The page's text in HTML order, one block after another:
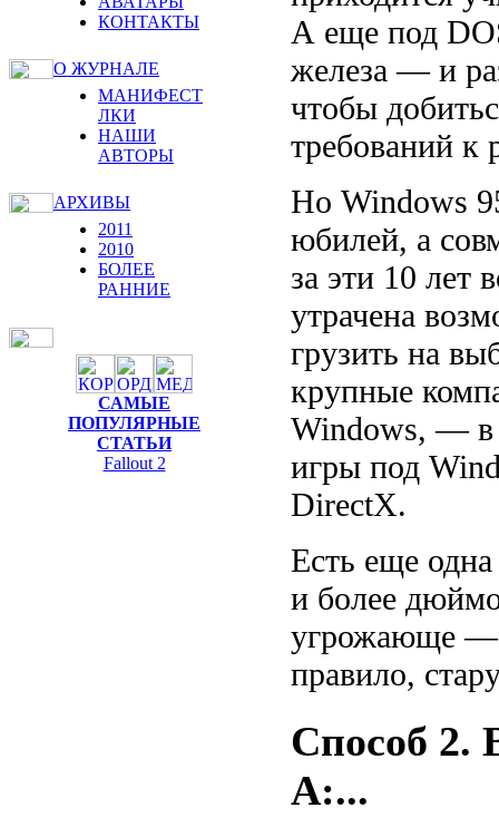
КОНТАКТЫ
О ЖУРНАЛЕ
МАНИФЕСТ
ЛКИ
НАШИ
АВТОРЫ
АРХИВЫ
2011
2010
БОЛЕЕ
РАННИЕ
САМЫЕ
ПОПУЛЯРНЫЕ
СТАТЬИ
Fallout 2
А еще под
железа — и
чтобы
требований к
Но Windows
юбилей, а
за эти 10 лет
утрачена
грузить на
крупные
Windows, — в
игры под
DirectX.
Есть еще
и более
угрожающе —
правило,
Способ 2.
A:...